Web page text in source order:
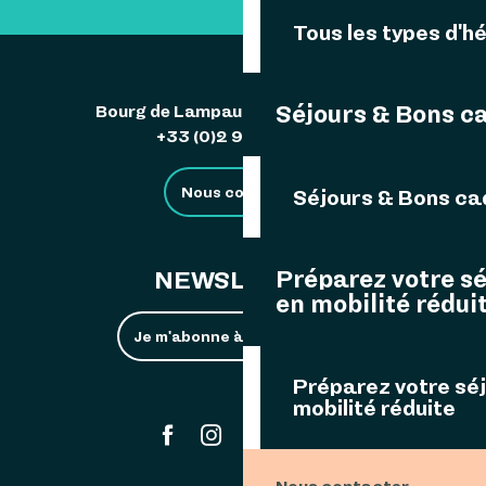
Tous les types
Séjours & Bons
Séjours & Bons
Préparez votre
en mobilité
Préparez votre
mobilité réduite
Bourg de Lampaul 29242 Ouessant
+33 (0)2 98 48 85 83
Nous contacter
NEWSLETTER
Je m'abonne à la newsletter